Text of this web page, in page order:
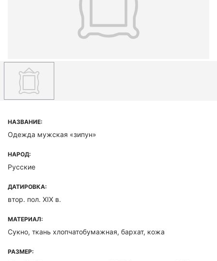
НАЗВАНИЕ:
Одежда мужская «зипун»
НАРОД:
Русские
ДАТИРОВКА:
втор. пол. XIX в.
МАТЕРИАЛ:
Сукно, ткань хлопчатобумажная, бархат, кожа
РАЗМЕР: